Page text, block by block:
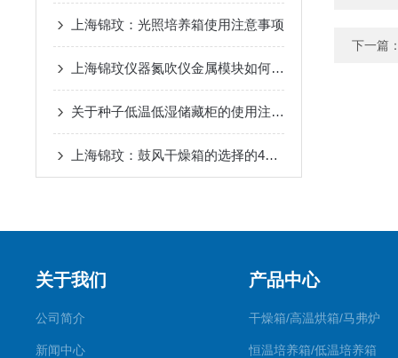
上海锦玟：光照培养箱使用注意事项
上海锦玟仪器氮吹仪金属模块如何更换?
关于种子低温低湿储藏柜的使用注意事项
上海锦玟：鼓风干燥箱的选择的4个注意事项
下一篇
关于我们
公司简介
新闻中心
产品中心
干燥箱/高温烘箱/马弗炉
恒温培养箱/低温培养箱